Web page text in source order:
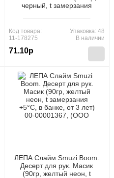
черный, t замерзания
Код товара:
11-178275
71.10р
Упаковка: 48
В наличии
ЛЕПА Слайм Smuzi Boom.
Десерт для рук. Масик
(90гр, желтый неон, t